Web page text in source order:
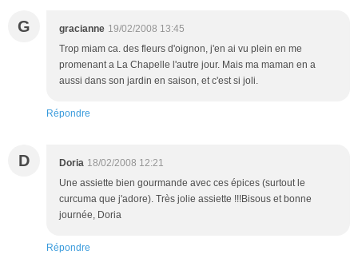
G gracianne 19/02/2008 13:45
Trop miam ca. des fleurs d'oignon, j'en ai vu plein en me
promenant a La Chapelle l'autre jour. Mais ma maman en a
aussi dans son jardin en saison, et c'est si joli.
Répondre
D Doria 18/02/2008 12:21
Une assiette bien gourmande avec ces épices (surtout le
curcuma que j'adore). Très jolie assiette !!!Bisous et bonne
journée, Doria
Répondre